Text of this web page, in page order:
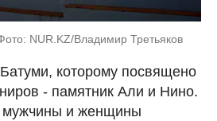
NUR.KZ/Владимир Третьяков
которому посвящено
- памятник Али и Нино.
и женщины